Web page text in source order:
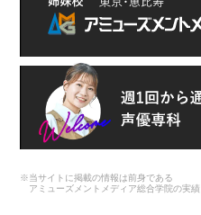
※当サイトに掲載の情報は前身である
アミューズメントメディア総合学院の実績